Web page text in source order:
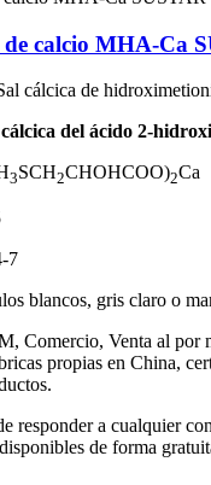
calcio MHA-Ca
cálcica de
del ácido 2-
3SCH2CHOHCOO)2Ca
7
blancos, gris claro o
Comercio, Venta al por
propias en China,
responder a cualquier
de forma